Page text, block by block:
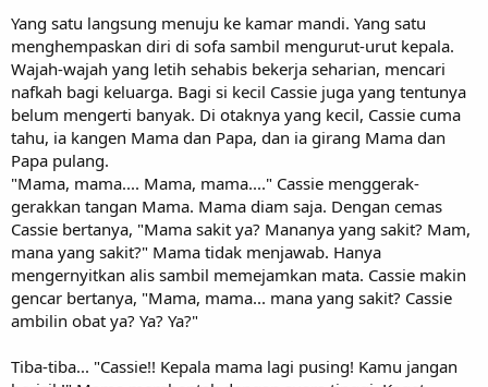
Yang satu langsung menuju ke kamar mandi. Yang satu
menghempaskan diri di sofa sambil mengurut-urut kepala.
Wajah-wajah yang letih sehabis bekerja seharian, mencari
nafkah bagi keluarga. Bagi si kecil Cassie juga yang tentunya
belum mengerti banyak. Di otaknya yang kecil, Cassie cuma
tahu, ia kangen Mama dan Papa, dan ia girang Mama dan
Papa pulang.
"Mama, mama.... Mama, mama...." Cassie menggerak-
gerakkan tangan Mama. Mama diam saja. Dengan cemas
Cassie bertanya, "Mama sakit ya? Mananya yang sakit? Mam,
mana yang sakit?" Mama tidak menjawab. Hanya
mengernyitkan alis sambil memejamkan mata. Cassie makin
gencar bertanya, "Mama, mama... mana yang sakit? Cassie
ambilin obat ya? Ya? Ya?"
Tiba-tiba... "Cassie!! Kepala mama lagi pusing! Kamu jangan